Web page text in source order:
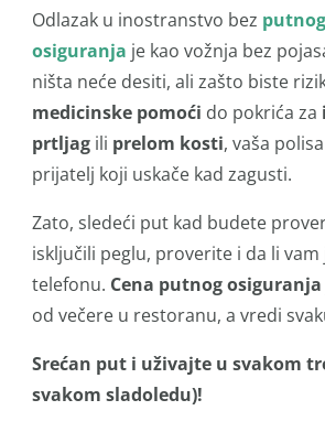
Odlazak u inostranstvo bez
osiguranja je kao vožnja bez
ništa neće desiti, ali zašto biste
medicinske pomoći do pokrića za
prtljag ili prelom kosti, vaša
prijatelj koji uskače kad zagusti.
Zato, sledeći put kad budete
isključili peglu, proverite i da li vam
telefonu. Cena putnog osiguranja
od večere u restoranu, a vredi
Srećan put i uživajte u svakom
svakom sladoledu)!